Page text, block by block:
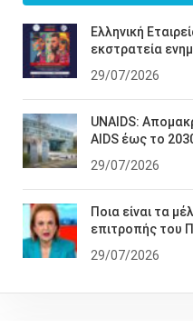
Ελληνική
εκστρατεία
29/07/2026
UNAIDS:
AIDS έως το
29/07/2026
Ποια είναι τα
επιτροπής του
29/07/2026